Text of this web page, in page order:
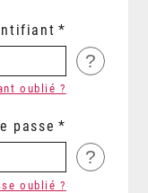
?
oublié ?
passe
?
oublié ?